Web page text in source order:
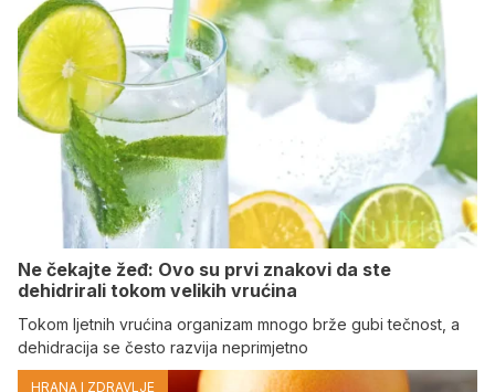
Ne čekajte žeđ: Ovo su prvi znakovi da ste
dehidrirali tokom velikih vrućina
Tokom ljetnih vrućina organizam mnogo brže gubi tečnost, a
dehidracija se često razvija neprimjetno
HRANA I ZDRAVLJE